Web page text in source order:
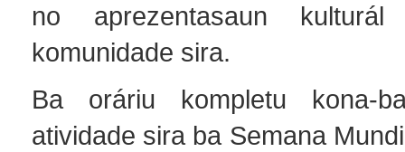
no aprezentasaun
komunidade sira.
Ba oráriu kompletu kona-
atividade sira ba Semana